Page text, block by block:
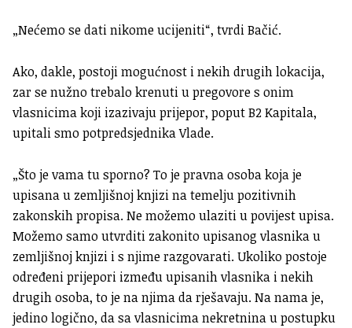
„Nećemo se dati nikome ucijeniti“, tvrdi Bačić.
Ako, dakle, postoji mogućnost i nekih drugih lokacija,
zar se nužno trebalo krenuti u pregovore s onim
vlasnicima koji izazivaju prijepor, poput B2 Kapitala,
upitali smo potpredsjednika Vlade.
„Što je vama tu sporno? To je pravna osoba koja je
upisana u zemljišnoj knjizi na temelju pozitivnih
zakonskih propisa. Ne možemo ulaziti u povijest upisa.
Možemo samo utvrditi zakonito upisanog vlasnika u
zemljišnoj knjizi i s njime razgovarati. Ukoliko postoje
određeni prijepori između upisanih vlasnika i nekih
drugih osoba, to je na njima da rješavaju. Na nama je,
jedino logično, da sa vlasnicima nekretnina u postupku